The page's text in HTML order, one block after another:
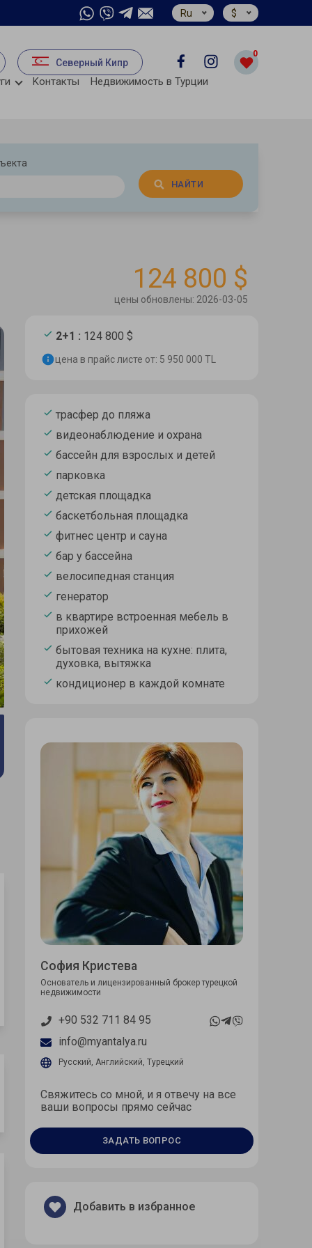
Ru $
Северный Кипр
0
Kонтакты Недвижимость в Турции
НАЙТИ
124 800 $
цены обновлены: 2026-03-05
2+1 : 124 800 $
цена в прайс листе от: 5 950 000 TL
трасфер до пляжа
видеонаблюдение и охрана
бассейн для взрослых и детей
парковка
детская площадка
баскетбольная площадка
фитнес центр и сауна
бар у бассейна
велосипедная станция
генератор
в квартире встроенная мебель в
прихожей
бытовая техника на кухне: плита,
духовка, вытяжка
кондиционер в каждой комнате
София Кристева
Основатель и лицензированный брокер турецкой
недвижимости
+90 532 711 84 95
info@myantalya.ru
Русский, Английский, Турецкий
Свяжитесь со мной, и я отвечу на все
ваши вопросы прямо сейчас
ЗАДАТЬ ВОПРОС
Добавить в избранное